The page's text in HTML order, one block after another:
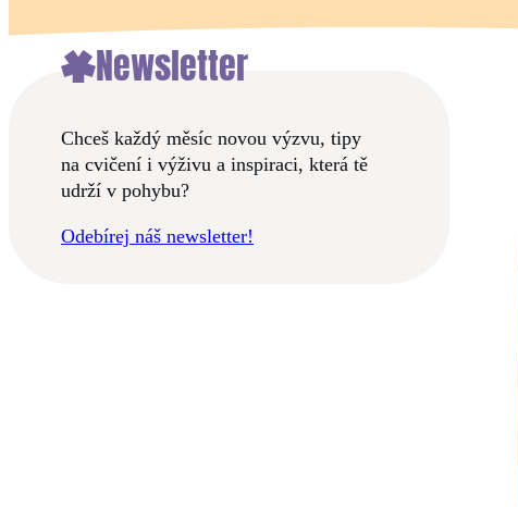
Newsletter
Chceš každý měsíc novou výzvu, tipy
na cvičení i výživu a inspiraci, která tě
udrží v pohybu?
Odebírej náš newsletter!